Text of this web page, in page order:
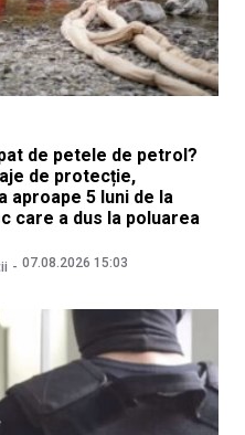
de petele de petrol?
de protecție,
aproape 5 luni de la
care a dus la poluarea
07.08.2026 15:03